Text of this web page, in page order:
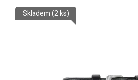
Skladem (2 ks)